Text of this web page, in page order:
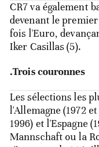
CR7 va également
devenant le
fois l'Euro,
Iker Casillas (5).
.Trois couronnes
Les sélections les
l'Allemagne (1972
1996) et l'Espagne
Mannschaft ou la